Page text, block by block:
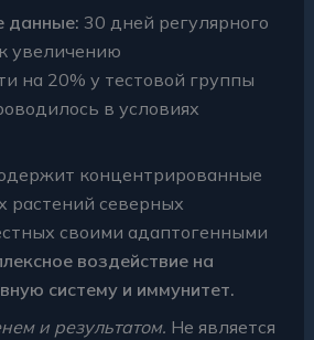
данные: 30 дней регулярного
увеличению
на 20% у тестовой группы
в условиях
концентрированные
растений северных
своими адаптогенными
воздействие на
систему и иммунитет.
и результатом. Не является